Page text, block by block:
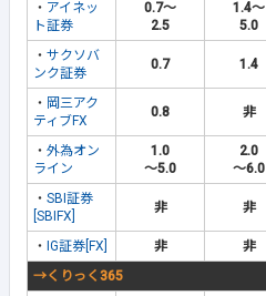
・ アイネッ
ト証券
0.7～
2.5
1.4～
5.0
・ サクソバ
ンク証券
0.7 1.4
・ 岡三アク
ティブFX
0.8 非
・ 外為オン
ライン
1.0
～5.0
2.0
～6.0
・ SBI証券
[SBIFX]
非 非
・ IG証券[FX] 非 非
→くりっく365